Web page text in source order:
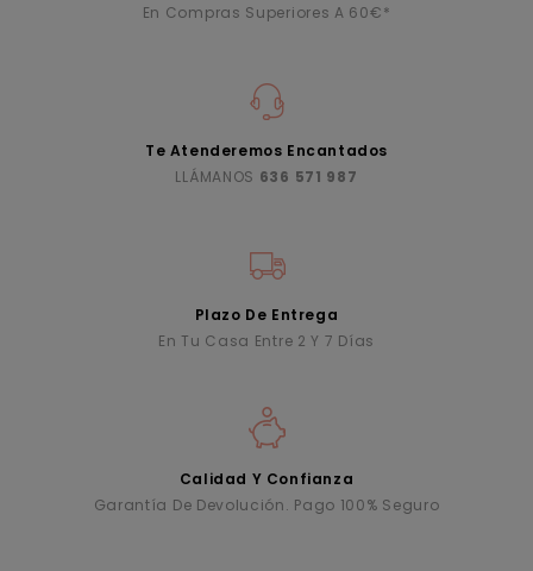
En Compras Superiores A 60€*
Te Atenderemos Encantados
LLÁMANOS 636 571 987
Plazo De Entrega
En Tu Casa Entre 2 Y 7 Días
Calidad Y Confianza
Garantía De Devolución. Pago 100% Seguro